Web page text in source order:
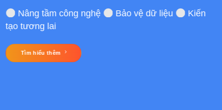
Nâng tầm công nghệ Bảo vệ dữ liệu
Kiến
tạo tương lai
Tìm hiểu thêm